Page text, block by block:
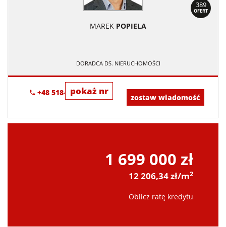
389
OFERT
MAREK POPIELA
DORADCA DS. NIERUCHOMOŚCI
pokaż nr
+48 518-967-677
zostaw wiadomość
1 699 000 zł
12 206,34 zł/m2
Oblicz ratę kredytu